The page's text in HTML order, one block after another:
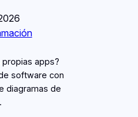
propias apps?
software con
diagramas de